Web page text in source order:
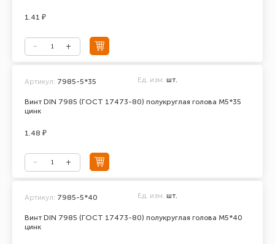
1.41 ₽
Винт DIN 7985 (ГОСТ 17473-80) полукруглая голова М5*35
цинк
Артикул: 7985-5*35 Ед. изм. шт.
1.48 ₽
Винт DIN 7985 (ГОСТ 17473-80) полукруглая голова М5*40
цинк
Артикул: 7985-5*40 Ед. изм. шт.